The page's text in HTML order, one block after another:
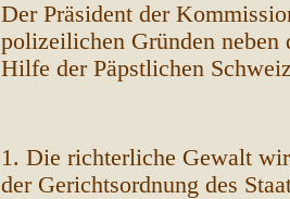
Der Präsident der
polizeilichen Gründen neben
Hilfe der Päpstlichen
1. Die richterliche Gewalt
der Gerichtsordnung des